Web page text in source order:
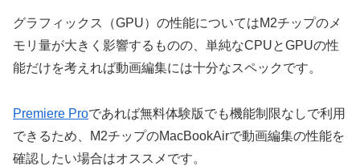
グラフィックス（GPU）の性能についてはM2チップのメ
モリ量が大きく影響するものの、単純なCPUとGPUの性
能だけを考えれば動画編集には十分なスペックです。
Premiere Proであれば無料体験版でも機能制限なしで利用
できるため、M2チップのMacBookAirで動画編集の性能を
確認したい場合はオススメです。